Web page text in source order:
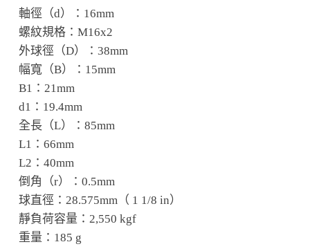
軸徑（d）：16mm
螺紋規格：M16x2
外球徑（D）：38mm
幅寬（B）：15mm
B1：21mm
d1：19.4mm
全長（L）：85mm
L1：66mm
L2：40mm
倒角（r）：0.5mm
球直徑：28.575mm（ 1 1/8 in）
靜負荷容量：2,550 kgf
重量：185 g